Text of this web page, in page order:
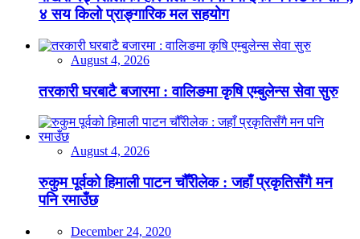
४ सय किलो प्राङ्गारिक मल सहयोग
August 4, 2026
तरकारी घरबाटै बजारमा : वालिङमा कृषि एम्बुलेन्स सेवा सुरु
August 4, 2026
रुकुम पूर्वको हिमाली पाटन चौँरीलेक : जहाँ प्रकृतिसँगै मन
पनि रमाउँछ
December 24, 2020